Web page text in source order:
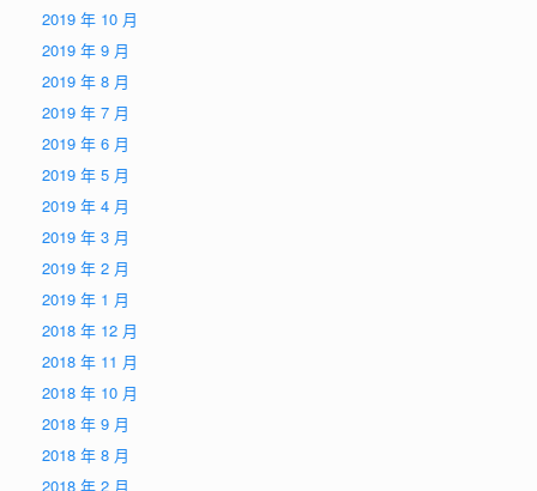
2019 年 10 月
2019 年 9 月
2019 年 8 月
2019 年 7 月
2019 年 6 月
2019 年 5 月
2019 年 4 月
2019 年 3 月
2019 年 2 月
2019 年 1 月
2018 年 12 月
2018 年 11 月
2018 年 10 月
2018 年 9 月
2018 年 8 月
2018 年 2 月